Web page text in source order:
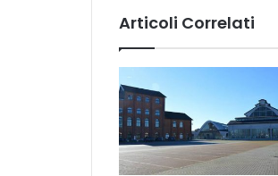
Articoli Correlati